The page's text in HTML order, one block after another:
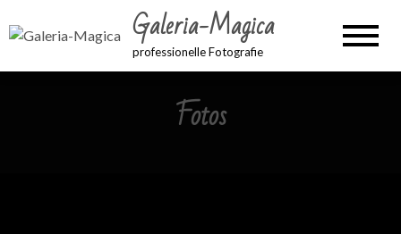
Galeria-Magica
professionelle Fotografie
Fotos